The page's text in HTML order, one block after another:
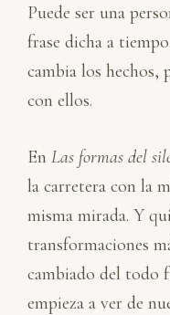
Puede ser una
frase dicha a
cambia los hechos,
con ellos.
En Las formas del
la carretera con la
misma mirada. Y
transformaciones
cambiado del todo
empieza a ver de